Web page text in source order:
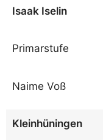
Isaak Iselin
Primarstufe
Naime Voß
Kleinhüningen